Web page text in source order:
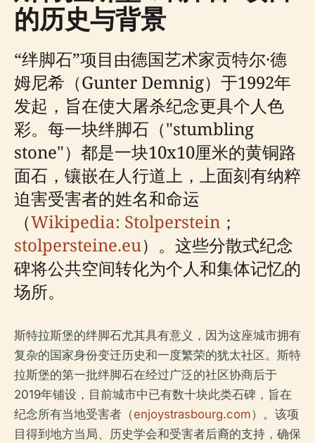
的历史与背景
“绊脚石”项目由德国艺术家贡特尔·德
姆尼希（Gunter Demnig）于1992年
发起，旨在使大屠杀纪念更具个人色
彩。每一块绊脚石（"stumbling
stone"）都是一块10x10厘米的黄铜路
面石，镶嵌在人行道上，上面刻有纳粹
迫害受害者的姓名和命运
（Wikipedia: Stolperstein ；
stolpersteine.eu）。这些分散式纪念
碑将公共空间转化为个人和集体记忆的
场所。
斯特拉斯堡的绊脚石尤其具有意义，因为这座城市拥有
复杂的国家身份变迁历史和一度繁荣的犹太社区。斯特
拉斯堡的第一批绊脚石在经过广泛的社区协商后于
2019年铺设，目前城市中已有数十块此类石碑，旨在
纪念所有当地受害者（enjoystrasbourg.com）。该项
目得到地方当局、历史学会和受害者后裔的支持，确保